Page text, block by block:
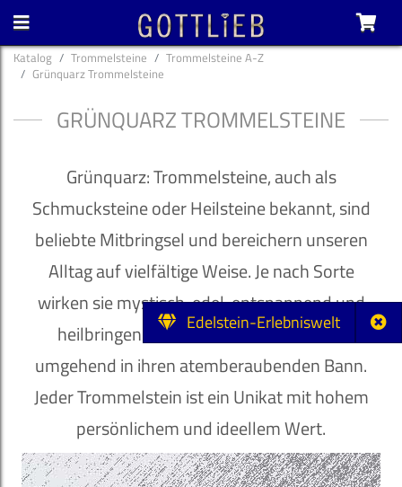
Edelstein-Erlebniswelt
Katalog Trommelsteine
Trommelsteine A-Z
Grünquarz Trommelsteine
GRÜNQUARZ TROMMELSTEINE
Grünquarz: Trommelsteine, auch als
Schmucksteine oder Heilsteine bekannt, sind
beliebte Mitbringsel und bereichern unseren
Alltag auf vielfältige Weise. Je nach Sorte
wirken sie mystisch, edel, entspannend und
heilbringend und ziehen ihren Besitzer
umgehend in ihren atemberaubenden Bann.
Jeder Trommelstein ist ein Unikat mit hohem
persönlichem und ideellem Wert.